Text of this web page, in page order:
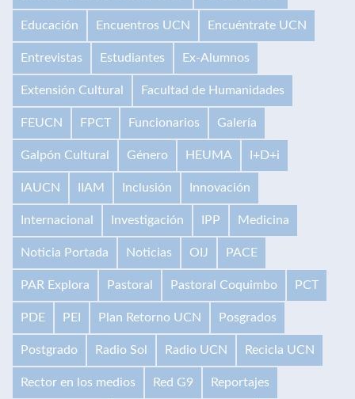
Educación Encuentros UCN Encuéntrate UCN
Entrevistas Estudiantes Ex-Alumnos
Extensión Cultural Facultad de Humanidades
FEUCN FPCT Funcionarios Galería
Galpón Cultural Género HEUMA I+D+i
IAUCN IIAM Inclusión Innovación
Internacional Investigación IPP Medicina
Noticia Portada Noticias OIJ PACE
PAR Explora Pastoral Pastoral Coquimbo PCT
PDE PEI Plan Retorno UCN Posgrados
Postgrado Radio Sol Radio UCN Recicla UCN
Rector en los medios Red G9 Reportajes